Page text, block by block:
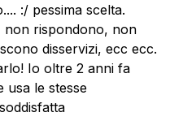
:/ pessima scelta.
non rispondono, non
disservizi, ecc ecc.
Io oltre 2 anni fa
usa le stesse